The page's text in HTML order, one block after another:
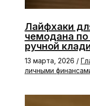
Лайфхаки
чемодана по
ручной
13 марта, 2026 /
личными